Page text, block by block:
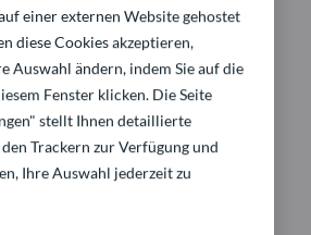
einer externen Website gehostet
diese Cookies akzeptieren,
Auswahl ändern, indem Sie auf die
Fenster klicken. Die Seite
stellt Ihnen detaillierte
Trackern zur Verfügung und
Ihre Auswahl jederzeit zu